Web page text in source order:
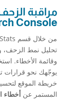
Console
تحليل نمط الزحف،
وقائمة الأخطاء.
يوجّهك نحو قرارات
خريطة الموقع
المستمر عن أخطاء